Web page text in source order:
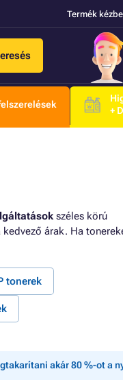
Termék
+
széles körú
kedvező árak. Ha
tonerek
akár 80 %-ot a